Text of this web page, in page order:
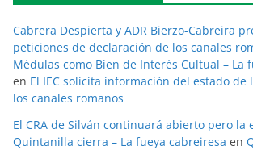
Cabrera Despierta y ADR Bierzo-Cabreira
peticiones de declaración de los canales
Médulas como Bien de Interés Cultual – La
en El IEC solicita información del estado de
los canales romanos
El CRA de Silván continuará abierto pero la
Quintanilla cierra – La fueya cabreiresa en